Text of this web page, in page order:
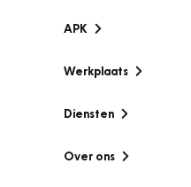
APK
Werkplaats
Diensten
Over ons